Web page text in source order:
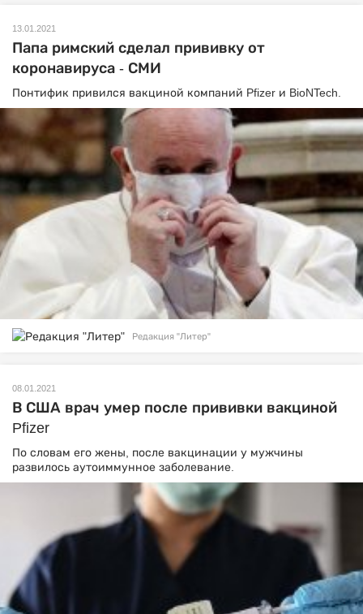
13.01.2021
Папа римский сделал прививку от
коронавируса - СМИ
Понтифик привился вакциной компаний Pfizer и BioNTech.
Редакция "Литер"
08.01.2021
В США врач умер после прививки вакциной
Pfizer
По словам его жены, после вакцинации у мужчины
развилось аутоиммунное заболевание.